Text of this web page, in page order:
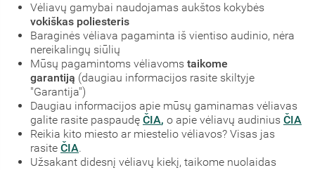
Vėliavų gamybai naudojamas aukštos kokybės
vokiškas poliesteris
Baraginės vėliava pagaminta iš vientiso audinio, nėra
nereikalingų siūlių
Mūsų pagamintoms vėliavoms taikome
garantiją (daugiau informacijos rasite skiltyje
"Garantija")
Daugiau informacijos apie mūsų gaminamas vėliavas
galite rasite paspaudę ČIA, o apie vėliavų audinius ČIA
Reikia kito miesto ar miestelio vėliavos? Visas jas
rasite ČIA.
Užsakant didesnį vėliavų kiekį, taikome nuolaidas